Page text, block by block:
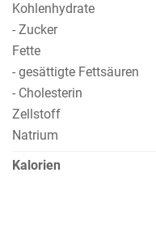
Kohlenhydrate
- Zucker
Fette
- gesättigte Fettsäuren
- Cholesterin
Zellstoff
Natrium
Kalorien